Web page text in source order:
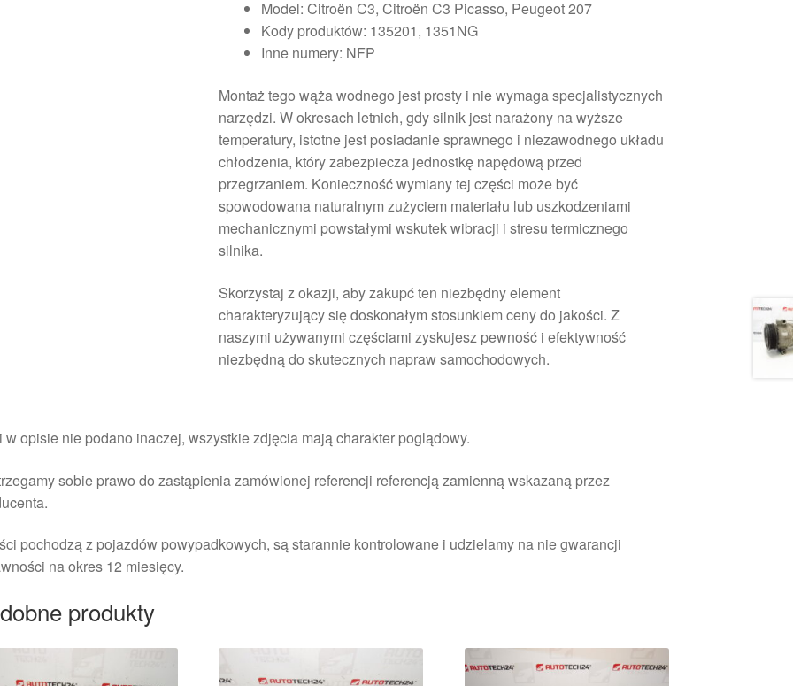
Model: Citroën C3, Citroën C3 Picasso, Peugeot 207
Kody produktów: 135201, 1351NG
Inne numery: NFP
Montaż tego wąża wodnego jest prosty i nie wymaga specjalistycznych
narzędzi. W okresach letnich, gdy silnik jest narażony na wyższe
temperatury, istotne jest posiadanie sprawnego i niezawodnego układu
chłodzenia, który zabezpiecza jednostkę napędową przed
przegrzaniem. Konieczność wymiany tej części może być
spowodowana naturalnym zużyciem materiału lub uszkodzeniami
mechanicznymi powstałymi wskutek wibracji i stresu termicznego
silnika.
Skorzystaj z okazji, aby zakupć ten niezbędny element
charakteryzujący się doskonałym stosunkiem ceny do jakości. Z
naszymi używanymi częściami zyskujesz pewność i efektywność
niezbędną do skutecznych napraw samochodowych.
w opisie nie podano inaczej, wszystkie zdjęcia mają charakter poglądowy.
sobie prawo do zastąpienia zamówionej referencji referencją zamienną wskazaną przez
pochodzą z pojazdów powypadkowych, są starannie kontrolowane i udzielamy na nie gwarancji
na okres 12 miesięcy.
produkty